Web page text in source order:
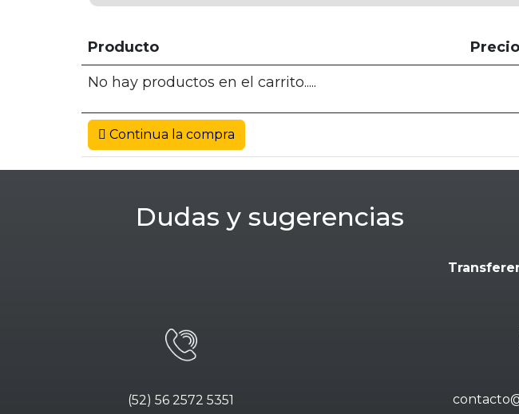
Producto Precio
No hay productos en el carrito.....
Continua la compra
Dudas y sugerencias
(52) 56 2572 5351